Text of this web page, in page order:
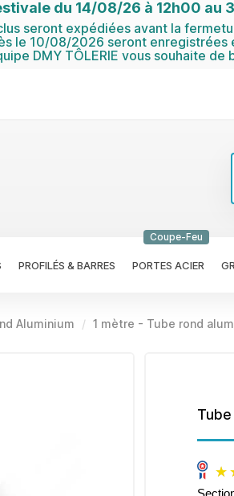
du 14/08/26 à 12h00 au
seront expédiées avant la
le 10/08/2026 seront
DMY TÔLERIE vous souhaite de
PROFILÉS & BARRES PORTES ACIER
Coupe-Feu
Aluminium 1 mètre - Tube rond